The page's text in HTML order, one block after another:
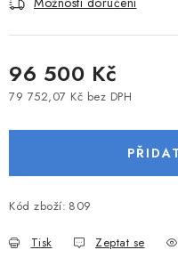
PŘÍSLUŠENSTVÍ K ČLUNŮM
ZNAČKY
96 500 Kč
79 752,07 Kč bez DPH
Kód zboží: 809
Tisk Zeptat se